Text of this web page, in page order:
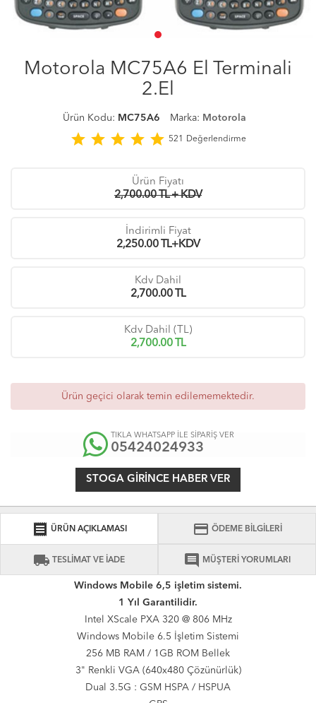
Motorola MC75A6 El Terminali
2.El
Ürün Kodu: MC75A6 Marka: Motorola
star star star star star 521 Değerlendirme
Ürün Fiyatı
2,700.00 TL + KDV
İndirimli Fiyat
2,250.00 TL+KDV
Kdv Dahil
2,700.00 TL
Kdv Dahil (TL)
2,700.00 TL
Ürün geçici olarak temin edilememektedir.
TIKLA WHATSAPP İLE SİPARİŞ VER
05424024933
STOGA GIRINCE HABER VER
receipt ÜRÜN AÇIKLAMASI credit_card ÖDEME BİLGİLERİ
local_shipping TESLİMAT VE İADE comment MÜŞTERİ YORUMLARI
Windows Mobile 6,5 işletim sistemi.
1 Yıl Garantilidir.
Intel XScale PXA 320 @ 806 MHz
Windows Mobile 6.5 İşletim Sistemi
256 MB RAM / 1GB ROM Bellek
3" Renkli VGA (640x480 Çözünürlük)
Dual 3.5G : GSM HSPA / HSPUA